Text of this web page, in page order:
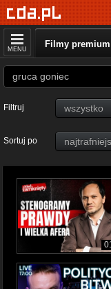
MENU Filmy premium
Filtruj
Sortuj po